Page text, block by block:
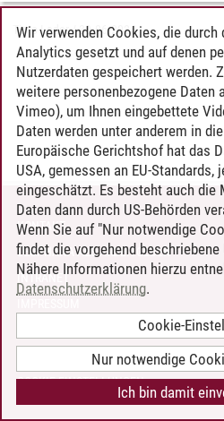
Timo Leder/30.06.2024
KONTAKT
LEUPHANA ALS ARBEITGEBER
INTRANET
BARRIEREFREIHEIT
COOKIE-EINSTELLUNGEN
Wir verwenden Cookies, die
Analytics gesetzt und auf denen
Nutzerdaten gespeichert werden.
weitere personenbezogene Daten
Vimeo), um Ihnen eingebettete
Daten werden unter anderem in
Europäische Gerichtshof hat das
USA, gemessen an EU-
eingeschätzt. Es besteht auch die
Daten dann durch US-Behörden
Wenn Sie auf "Nur notwendige
findet die vorgehend
Nähere Informationen hierzu
Datenschutzerklärung.
Cookie-
Nur notwendige
Ich bin damit